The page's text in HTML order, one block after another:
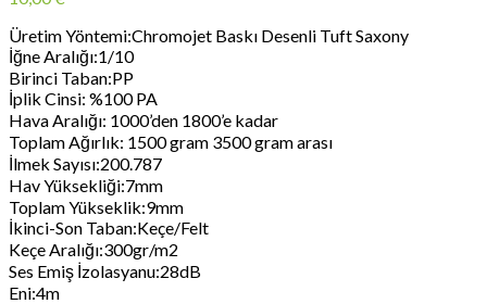
Üretim Yöntemi:Chromojet Baskı Desenli Tuft Saxony
İğne Aralığı:1/10
Birinci Taban:PP
İplik Cinsi: %100 PA
Hava Aralığı: 1000’den 1800’e kadar
Toplam Ağırlık: 1500 gram 3500 gram arası
İlmek Sayısı:200.787
Hav Yüksekliği:7mm
Toplam Yükseklik:9mm
İkinci-Son Taban:Keçe/Felt
Keçe Aralığı:300gr/m2
Ses Emiş İzolasyanu:28dB
Eni:4m